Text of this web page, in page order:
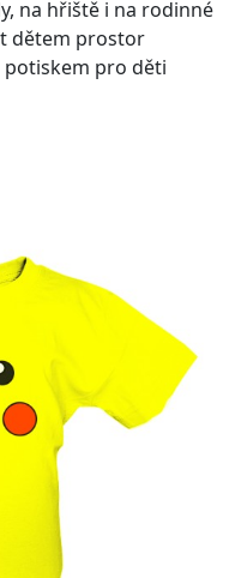
na hřiště i na rodinné
dětem prostor
potiskem pro děti